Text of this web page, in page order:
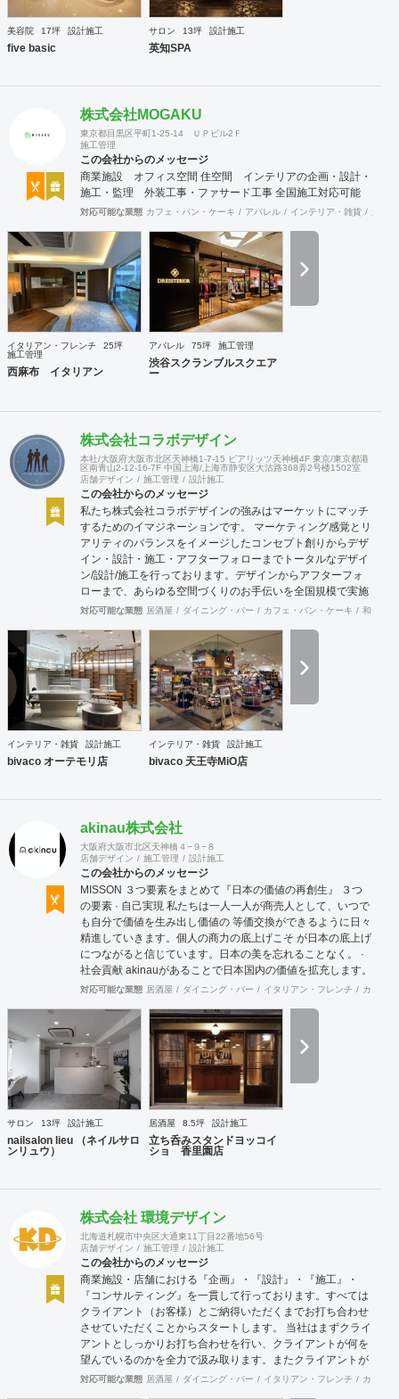
美容院 17坪 設計施工
five basic
サロン 13坪 設計施工
英知SPA
株式会社MOGAKU
東京都目黒区平町1-25-14 ＵＰビル2Ｆ
施工管理
この会社からのメッセージ
商業施設 オフィス空間 住空間 インテリアの企画・設計・
施工・監理 外装工事・ファサード工事 全国施工対応可能
対応可能な業態 カフェ・パン・ケーキ アパレル インテリア・雑貨
イタリアン・フレンチ
25坪
施工管理
西麻布 イタリアン
アパレル 75坪 施工管理
渋谷スクランブルスクエア
ー
株式会社コラボデザイン
本社/大阪府大阪市北区天神橋1-7-15 ビアリッツ天神橋4F 東京/東京都港
区南青山2-12-16-7F 中国上海/上海市静安区大沽路368弄2号楼1502室
店舗デザイン
施工管理 設計施工
この会社からのメッセージ
私たち株式会社コラボデザインの強みはマーケットにマッチ
するためのイマジネーションです。 マーケティング感覚とリ
アリティのバランスをイメージしたコンセプト創りからデザ
イン・設計・施工・アフターフォローまでトータルなデザイ
ン/設計/施工を行っております。デザインからアフターフォ
ローまで、あらゆる空間づくりのお手伝いを全国規模で実施
できます。上海にもオフィスがございますので、中国での実
対応可能な業態 居酒屋 ダイニング・バー カフェ・パン・ケーキ 和食・
インテリア・雑貨 設計施工
bivaco オーテモリ店
インテリア・雑貨 設計施工
bivaco 天王寺MiO店
akinau株式会社
大阪府大阪市北区天神橋４−９−８
店舗デザイン
施工管理 設計施工
この会社からのメッセージ
MISSON ３つ要素をまとめて『日本の価値の再創生』 ３つ
の要素 · 自己実現 私たちは一人一人が商売人として、いつで
も自分で価値を生み出し価値の 等価交換ができるように日々
精進していきます。個人の商力の底上げこそ が日本の底上げ
につながると信じています。日本の美を忘れることなく。 ·
社会貢献 akinauがあることで日本国内の価値を拡充します。
そして世界に誇れる 国として日本の価値を輸出し続けていき
求 私たちは現段階ではお金というものが価値の目安として標
準とされる 時代で利益を追求し、まずは自社が幸せになるこ
とを約束します。 並行して売り上げも追求します。理由は自
社だけでなくそれに関係する 全ての会社や人々にも売り上げ
をつくることでお金というものをめぐる ように行動します。
社会にたくされた使命 今の日本は世界的にも元気がない。こ
るからであると想像できる。今社会で必要とされる人材、主
体性をもって自身の考えで行動できる。夢を大きく持って
自信をもち後悔しない人生を送るために。まだ気づいていな
いあなたに送る。 何を? 誰しもその人しかもっていない個性
が存在する。その個性を最大にいかした商いをみつけだし生
み出していく。小商いだっていい、個人が幸せであり直接届
けることのできる範囲での人も幸せにできるのだから。 どう
やって? akinauは人生100年100事業を掲げて100年続くよう
な商いを生み出し続けていく。そのヒントは社内だけではな
く関係する全ての人と考えて創り出す。そのために
akinautalkなど会話のなかから発生するおもしろアイデアを
尊重し、実行しつづけていく。 コンセプト ビジョンと顧客
対応可能な業態 居酒屋 ダイニング・バー イタリアン・フレンチ カフェ
サロン 13坪 設計施工
nailsalon lieu （ネイルサロ
ンリュウ）
居酒屋 8.5坪 設計施工
立ち呑みスタンドヨッコイ
ショ 香里園店
株式会社 環境デザイン
北海道札幌市中央区大通東11丁目22番地56号
店舗デザイン
施工管理 設計施工
この会社からのメッセージ
商業施設・店舗における『企画』・『設計』・『施工』・
『コンサルティング』を一貫して行っております。すべては
クライアント（お客様）とご納得いただくまでお打ち合わせ
させていただくことからスタートします。 当社はまずクライ
アントとしっかりお打ち合わせを行い、クライアントが何を
望んでいるのかを全力で汲み取ります。またクライアントが
思い描いていることをどのように表現していいのかお困りの
対応可能な業態 居酒屋 ダイニング・バー イタリアン・フレンチ カフェ